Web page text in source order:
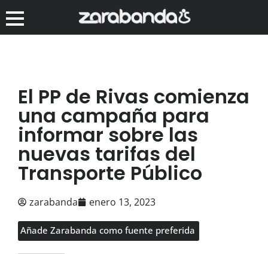
El PP de Rivas comienza
una campaña para
informar sobre las
nuevas tarifas del
Transporte Público
zarabanda enero 13, 2023
Añade Zarabanda como fuente preferida